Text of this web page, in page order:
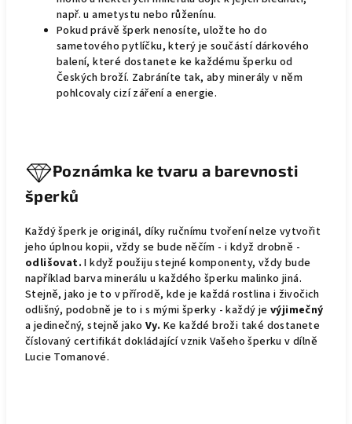
např. u ametystu nebo růženínu.
Pokud právě šperk nenosíte, uložte ho do
sametového pytlíčku, který je součástí dárkového
balení, které dostanete ke každému šperku od
Českých broží. Zabráníte tak, aby minerály v něm
pohlcovaly cizí záření a energie.
Poznámka ke tvaru a barevnosti
šperků
Každý šperk je originál, díky ručnímu tvoření nelze vytvořit
jeho úplnou kopii, vždy se bude něčím - i když drobně -
odlišovat. I když použiju stejné komponenty, vždy bude
například barva minerálu u každého šperku malinko jiná.
Stejně, jako je to v přírodě, kde je každá rostlina i živočich
odlišný, podobně je to i s mými šperky - každý je výjimečný
a jedinečný, stejně jako Vy. Ke každé broži také dostanete
číslovaný certifikát dokládající vznik Vašeho šperku v dílně
Lucie Tomanové.